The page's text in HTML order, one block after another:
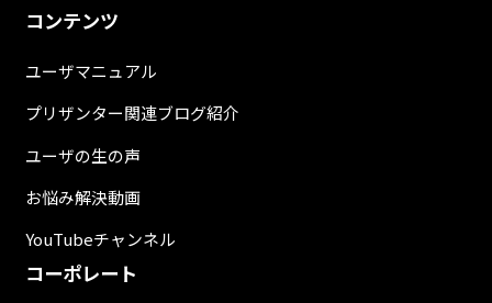
コンテンツ
ユーザマニュアル
プリザンター関連ブログ紹介
ユーザの生の声
お悩み解決動画
YouTubeチャンネル
コーポレート